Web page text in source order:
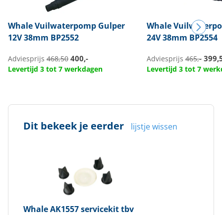
WhaleVuilwaterpomp Gulper
12V 38mm BP2552
Adviesprijs 468,50 400,-
Levertijd 3 tot 7 werkdagen
Whale
24V 38mm BP2554
Adviesprijs 465,-
Levertijd 3 tot 7
Dit bekeek je eerder lijstje wissen
WhaleAK1557 servicekit tbv